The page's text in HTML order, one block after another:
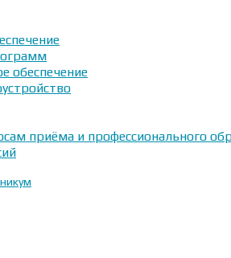
обеспечение
приёма и профессионального